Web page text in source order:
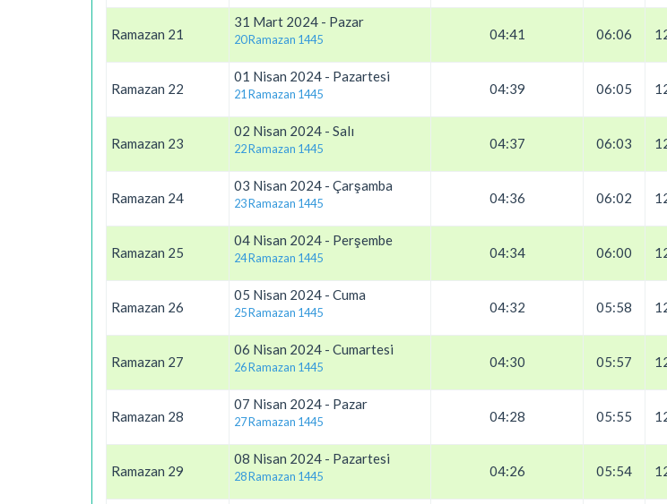
Ramazan 21
31 Mart 2024 - Pazar
20 Ramazan 1445 04:41 06:06
Ramazan 22
01 Nisan 2024 - Pazartesi
21 Ramazan 1445 04:39 06:05
Ramazan 23
02 Nisan 2024 - Salı
22 Ramazan 1445 04:37 06:03
Ramazan 24
03 Nisan 2024 - Çarşamba
23 Ramazan 1445 04:36 06:02
Ramazan 25
04 Nisan 2024 - Perşembe
24 Ramazan 1445 04:34 06:00
Ramazan 26
05 Nisan 2024 - Cuma
25 Ramazan 1445 04:32 05:58
Ramazan 27
06 Nisan 2024 - Cumartesi
26 Ramazan 1445 04:30 05:57
Ramazan 28
07 Nisan 2024 - Pazar
27 Ramazan 1445 04:28 05:55
Ramazan 29
08 Nisan 2024 - Pazartesi
28 Ramazan 1445 04:26 05:54